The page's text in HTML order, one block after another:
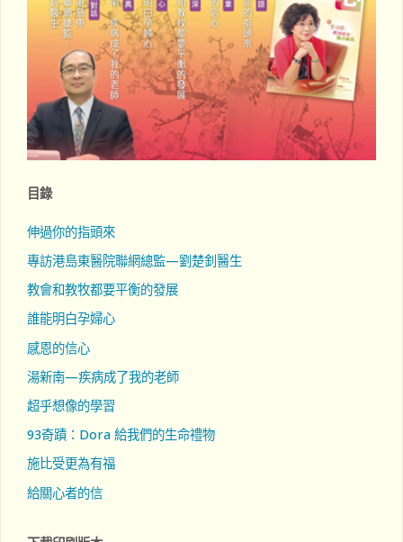
目錄
伸過你的指頭來
專訪港島東醫院聯網總監—劉楚釗醫生
教會和教牧都要平衡的發展
誰能明白孕婦心
感恩的信心
湯新南—疾病成了我的老師
超乎想像的學習
93奇蹟：Dora 給我們的生命禮物
施比受更為有福
給關心者的信